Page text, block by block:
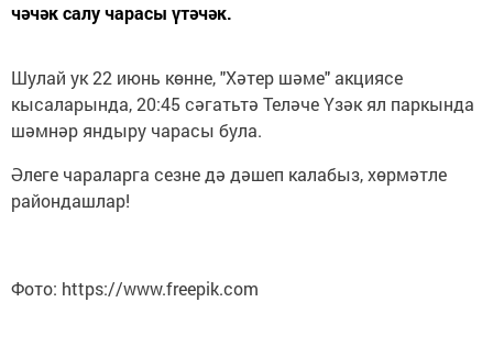
чәчәк салу чарасы үтәчәк.
Шулай ук 22 июнь көнне, "Хәтер шәме" акциясе
кысаларында, 20:45 сәгатьтә Теләче Үзәк ял паркында
шәмнәр яндыру чарасы була.
Әлеге чараларга сезне дә дәшеп калабыз, хөрмәтле
райондашлар!
Фото: https://www.freepik.com